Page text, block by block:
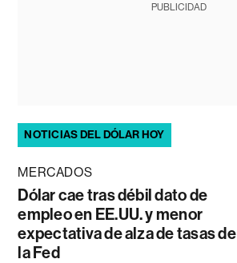
PUBLICIDAD
NOTICIAS DEL DÓLAR HOY
MERCADOS
Dólar cae tras débil dato de
empleo en EE.UU. y menor
expectativa de alza de tasas de
la Fed